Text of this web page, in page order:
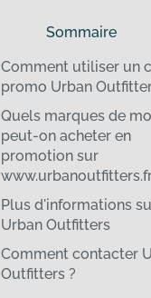
Sommaire
Comment utiliser un
promo Urban
Quels marques de
peut-on acheter en
promotion sur
Plus d'informations
Urban Outfitters
Comment contacter
Outfitters ?